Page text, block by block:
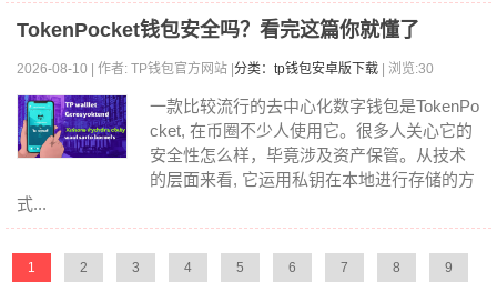
TokenPocket钱包安全吗？看完这篇你就懂了
2026-08-10 | 作者: TP钱包官方网站 | 分类：tp钱包安卓版下载 | 浏览:30
一款比较流行的去中心化数字钱包是TokenPo
cket, 在币圈不少人使用它。很多人关心它的
安全性怎么样，毕竟涉及资产保管。从技术
的层面来看, 它运用私钥在本地进行存储的方
式...
1 2 3 4 5 6 7 8 9